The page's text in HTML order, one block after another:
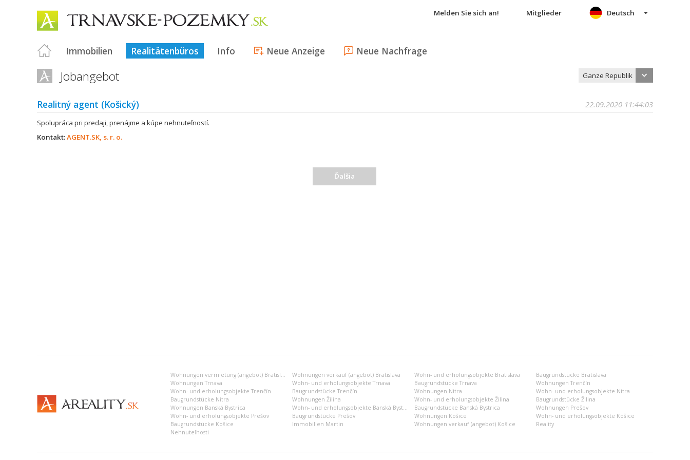
Melden Sie sich an! Mitglieder
Immobilien Realitätenbüros Info Neue Anzeige Neue Nachfrage
Deutsch
Jobangebot Ganze Republik
Realitný agent (Košický) 22.09.2020 11:44:03
Spolupráca pri predaji, prenájme a kúpe nehnuteľností.
Kontakt:AGENT.SK, s. r. o.
Ďalšia
Wohnungen vermietung (angebot) Bratislava Wohnungen verkauf (angebot) Bratislava Wohn- und erholungsobjekte Bratislava
Baugrundstücke Bratislava
Wohnungen Trnava
Wohn- und erholungsobjekte Trnava Baugrundstücke Trnava
Wohnungen Trenčín
Wohn- und erholungsobjekte Trenčín
Baugrundstücke Trenčín Wohnungen Nitra
Wohn- und erholungsobjekte Nitra
Baugrundstücke Nitra
Wohnungen Žilina Wohn- und erholungsobjekte Žilina
Baugrundstücke Žilina
Wohnungen Banská Bystrica
Wohn- und erholungsobjekte Banská Bystrica Baugrundstücke Banská Bystrica
Wohnungen Prešov
Wohn- und erholungsobjekte Prešov
Baugrundstücke Prešov Wohnungen Košice
Wohn- und erholungsobjekte Košice
Baugrundstücke Košice
Immobilien Martin Wohnungen verkauf (angebot) Košice
Reality
Nehnuteľnosti